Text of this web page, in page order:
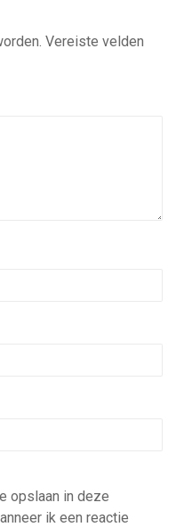
Vereiste velden
opslaan in deze
ik een reactie